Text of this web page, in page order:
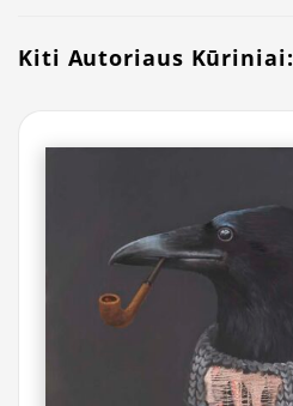
Kiti Autoriaus Kūriniai: